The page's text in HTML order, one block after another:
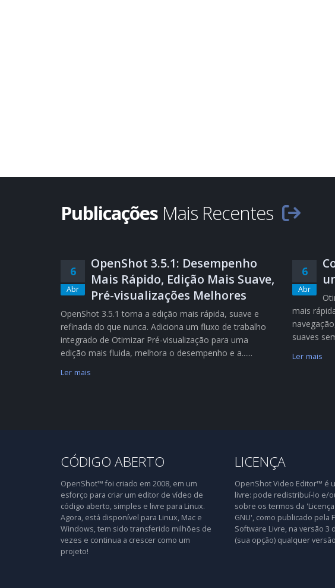
Publicações Mais Recentes
6
Abr
OpenShot 3.5.1: Desempenho
Mais Rápido, Edição Mais Suave,
Pré-visualizações Melhores
OpenShot 3.5.1 torna a edição mais rápida, suave e
refinada do que nunca. Adiciona um fluxo de trabalho
integrado de Otimizar Pré-visualização para uma
edição mais fluida, melhora o desempenho e a......
Ler mais
6
Abr
mais
suaves
Ler mais
CÓDIGO ABERTO
OpenShot™ foi criado em 2008, em um
esforço para criar um editor de vídeo de
código aberto, simples e livre para Linux.
Agora, está disponível para Linux, Mac e
Windows, tem sido transferido milhões de
vezes e continua a crescer como um
projeto!
LICENÇA
OpenShot Video Editor™ é
livre: pode redistribuí-lo e/
sobre os termos da
GNU', como publicado pela
Software Livre, na versão 3
(sua opção) qualquer